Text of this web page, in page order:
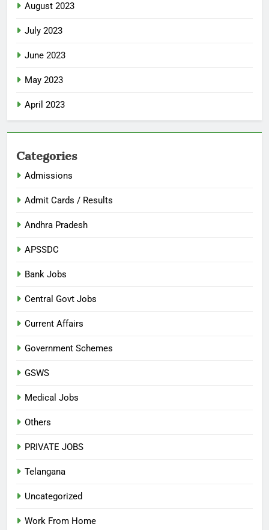
August 2023
July 2023
June 2023
May 2023
April 2023
Categories
Admissions
Admit Cards / Results
Andhra Pradesh
APSSDC
Bank Jobs
Central Govt Jobs
Current Affairs
Government Schemes
GSWS
Medical Jobs
Others
PRIVATE JOBS
Telangana
Uncategorized
Work From Home